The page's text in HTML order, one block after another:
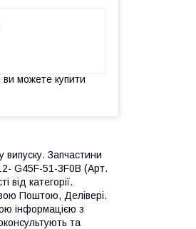
ви можете купити
випуску. Запчастини
G45F-51-3F0B (Арт.
від категорії.
Поштою, Делівері.
інформацією з
та